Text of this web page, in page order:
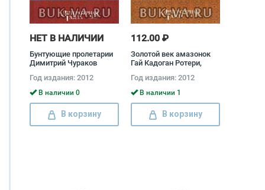
НЕТ В НАЛИЧИИ
Бунтующие пролетарии
Димитрий Чураков
Год издания: 2012
В наличии 0
В корзину
112.00 ₽
Золотой век амазонок
Гай Кадоган Ротери,
Год издания: 2012
В наличии 1
В корзину